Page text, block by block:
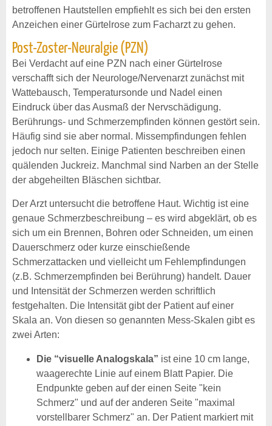
betroffenen Hautstellen empfiehlt es sich bei den ersten
Anzeichen einer Gürtelrose zum Facharzt zu gehen.
Post-Zoster-Neuralgie (PZN)
Bei Verdacht auf eine PZN nach einer Gürtelrose
verschafft sich der Neurologe/Nervenarzt zunächst mit
Wattebausch, Temperatursonde und Nadel einen
Eindruck über das Ausmaß der Nervschädigung.
Berührungs- und Schmerzempfinden können gestört sein.
Häufig sind sie aber normal. Missempfindungen fehlen
jedoch nur selten. Einige Patienten beschreiben einen
quälenden Juckreiz. Manchmal sind Narben an der Stelle
der abgeheilten Bläschen sichtbar.
Der Arzt untersucht die betroffene Haut. Wichtig ist eine
genaue Schmerzbeschreibung – es wird abgeklärt, ob es
sich um ein Brennen, Bohren oder Schneiden, um einen
Dauerschmerz oder kurze einschießende
Schmerzattacken und vielleicht um Fehlempfindungen
(z.B. Schmerzempfinden bei Berührung) handelt. Dauer
und Intensität der Schmerzen werden schriftlich
festgehalten. Die Intensität gibt der Patient auf einer
Skala an. Von diesen so genannten Mess-Skalen gibt es
zwei Arten:
Die “visuelle Analogskala” ist eine 10 cm lange,
waagerechte Linie auf einem Blatt Papier. Die
Endpunkte geben auf der einen Seite "kein
Schmerz" und auf der anderen Seite "maximal
vorstellbarer Schmerz" an. Der Patient markiert mit